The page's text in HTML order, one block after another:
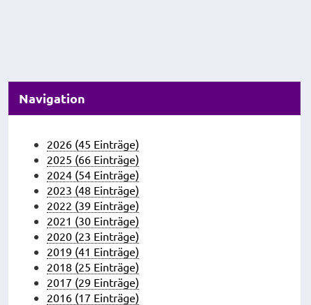
Navigation
2026 (45 Einträge)
2025 (66 Einträge)
2024 (54 Einträge)
2023 (48 Einträge)
2022 (39 Einträge)
2021 (30 Einträge)
2020 (23 Einträge)
2019 (41 Einträge)
2018 (25 Einträge)
2017 (29 Einträge)
2016 (17 Einträge)